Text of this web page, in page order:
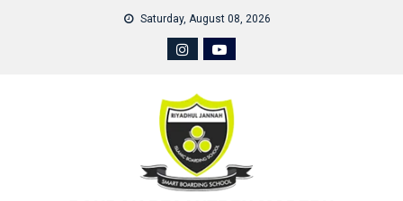
Saturday, August 08, 2026